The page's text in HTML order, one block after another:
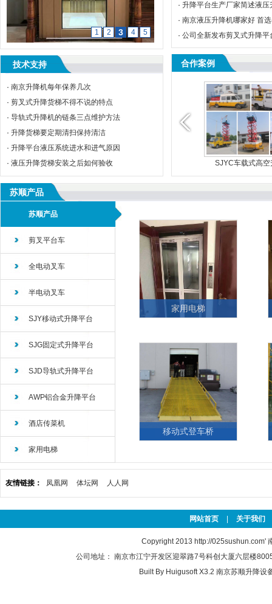
1 2 3 4 5
技术支持
· 南京升降机每年保养几次
· 剪叉式升降货梯不得不说的特点
· 导轨式升降机的链条三点维护方法
· 升降货梯要定期清扫保持清洁
· 升降平台液压系统进水和进气原因
· 液压升降货梯安装之后如何验收
· 升降平台生产厂家简述液
· 南京液压升降机哪家好 首
· 公司全新发布剪叉式升降平
合作案例
SJD导轨式升降平台 SJYC车载式高空
苏顺产品
苏顺产品
剪叉平台车
全电动叉车
半电动叉车
SJY移动式升降平台
SJG固定式升降平台
SJD导轨式升降平台
AWP铝合金升降平台
酒店传菜机
家用电梯
家用电梯
移动式登车桥
友情链接： 凤凰网 体坛网 人人网
网站首页 关于我们
Copyright 2013 http://025sushun.com'
公司地址： 南京市江宁开发区迎翠路7号科创大厦六层楼
Built By Huigusoft X3.2 南京苏顺升降设